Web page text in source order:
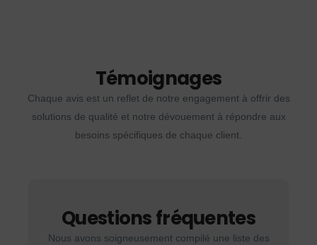
Témoignages
Chaque avis est un reflet de notre engagement à offrir des
solutions de qualité et notre dévouement à répondre aux
besoins spécifiques de chaque client.
Questions fréquentes
Nous avons soigneusement compilé une liste des